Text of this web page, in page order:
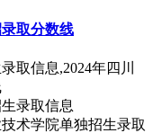
取分数线
取信息,2024年四川
术学院单独招生录取